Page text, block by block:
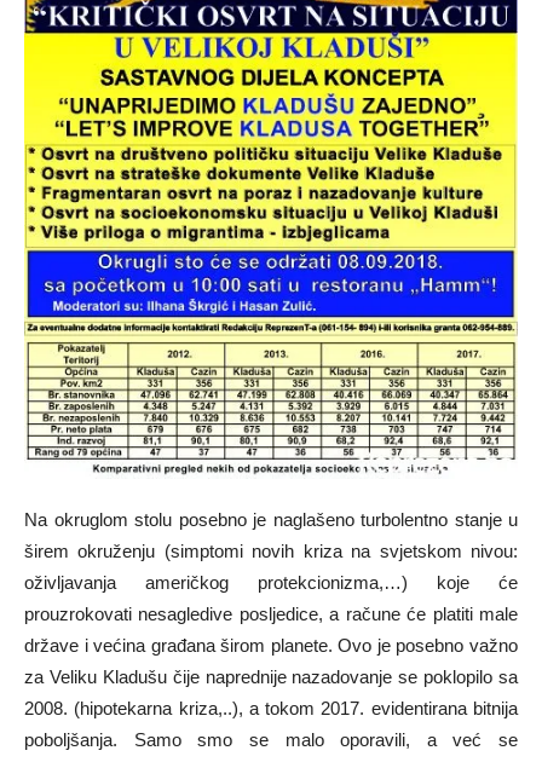
Na okruglom stolu posebno je naglašeno turbolentno stanje u
širem okruženju (simptomi novih kriza na svjetskom nivou:
oživljavanja američkog protekcionizma,…) koje će
prouzrokovati nesagledive posljedice, a račune će platiti male
države i većina građana širom planete. Ovo je posebno važno
za Veliku Kladušu čije naprednije nazadovanje se poklopilo sa
2008. (hipotekarna kriza,..), a tokom 2017. evidentirana bitnija
poboljšanja. Samo smo se malo oporavili, a već se